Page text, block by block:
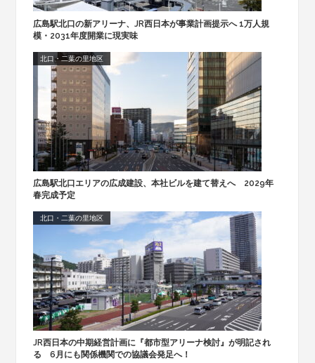
広島駅北口の新アリーナ、JR西日本が事業計画提示へ 1万人規
模・2031年度開業に現実味
北口・二葉の里地区
広島駅北口エリアの広成建設、本社ビルを建て替えへ 2029年
春完成予定
北口・二葉の里地区
JR西日本の中期経営計画に『都市型アリーナ検討』が明記され
る 6月にも関係機関での協議会発足へ！